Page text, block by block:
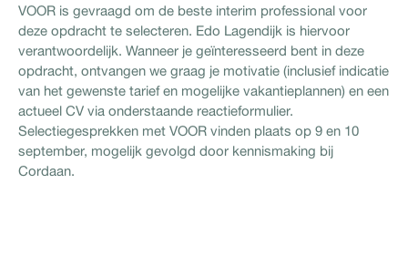
VOOR is gevraagd om de beste interim professional voor
deze opdracht te selecteren. Edo Lagendijk is hiervoor
verantwoordelijk. Wanneer je geïnteresseerd bent in deze
opdracht, ontvangen we graag je motivatie (inclusief indicatie
van het gewenste tarief en mogelijke vakantieplannen) en een
actueel CV via onderstaande reactieformulier.
Selectiegesprekken met VOOR vinden plaats op 9 en 10
september, mogelijk gevolgd door kennismaking bij
Cordaan.